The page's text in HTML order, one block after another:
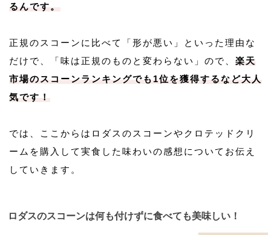
るんです。
正規のスコーンに比べて「形が悪い」といった理由な
だけで、「味は正規のものと変わらない」ので、 楽天
市場のスコーンランキングでも1位を獲得するなど大人
気です！
では、ここからはロダスのスコーンやクロテッドクリ
ームを購入して実食した味わいの感想についてお伝え
していきます。
ロダスのスコーンは何も付けずに食べても美味しい！